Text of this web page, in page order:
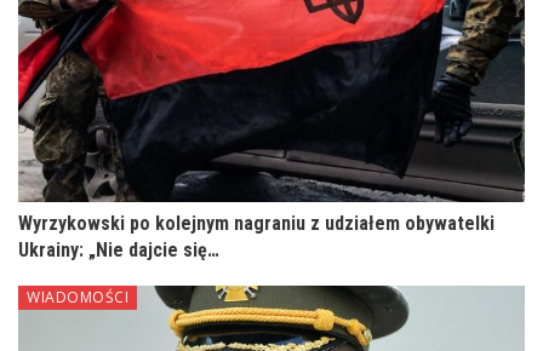
Wyrzykowski po kolejnym nagraniu z udziałem obywatelki
Ukrainy: „Nie dajcie się…
WIADOMOŚCI